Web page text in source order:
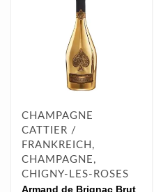
CHAMPAGNE
CATTIER /
FRANKREICH,
CHAMPAGNE,
CHIGNY-LES-ROSES
Armand de Brignac Brut